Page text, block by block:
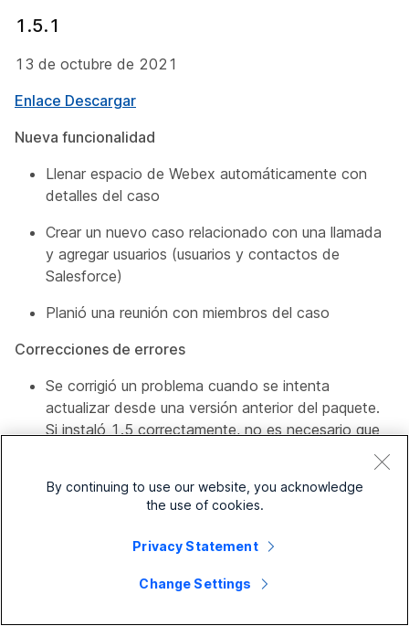
1.5.1
13 de octubre de 2021
Enlace Descargar
Nueva funcionalidad
Llenar espacio de Webex automáticamente con
detalles del caso
Crear un nuevo caso relacionado con una llamada
y agregar usuarios (usuarios y contactos de
Salesforce)
Planió una reunión con miembros del caso
Correcciones de errores
Se corrigió un problema cuando se intenta
actualizar desde una versión anterior del paquete.
Si instaló 1.5 correctamente, no es necesario que
Mejoras generales
con un número específico.
Ficha Más información: muestra registros
By continuing to use our website, you acknowledge
the use of cookies.
Privacy Statement
Change Settings